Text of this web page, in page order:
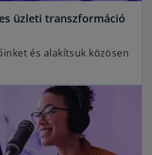
üzleti transzformáció
és alakítsuk közösen